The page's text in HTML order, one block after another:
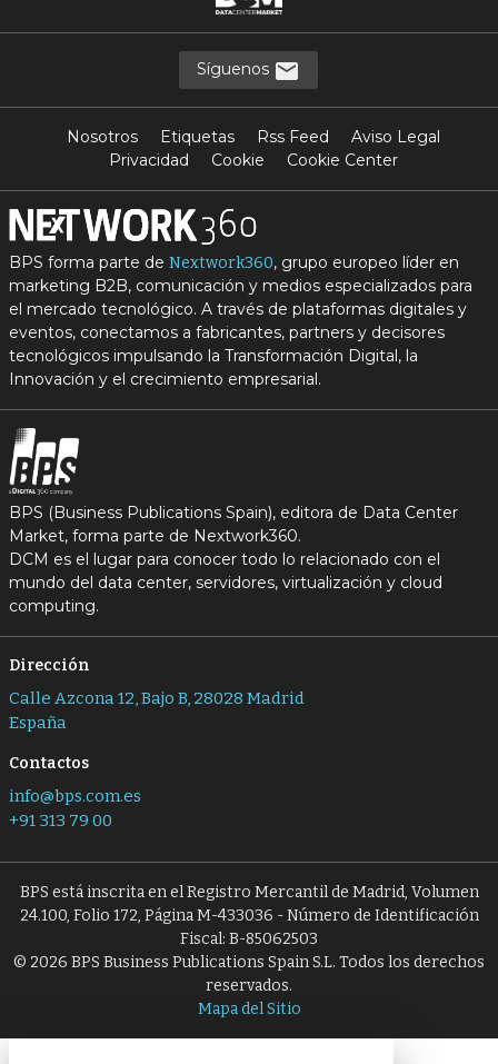
Síguenos
Nosotros Etiquetas Rss Feed
Aviso Legal
Privacidad
Cookie Cookie Center
BPS forma parte de Nextwork360, grupo europeo líder en
marketing B2B, comunicación y medios especializados para
el mercado tecnológico. A través de plataformas digitales y
eventos, conectamos a fabricantes, partners y decisores
tecnológicos impulsando la Transformación Digital, la
Innovación y el crecimiento empresarial.
BPS (Business Publications Spain), editora de Data Center
Market, forma parte de Nextwork360.
DCM es el lugar para conocer todo lo relacionado con el
mundo del data center, servidores, virtualización y cloud
computing.
Dirección
Calle Azcona 12, Bajo B, 28028 Madrid
España
Contactos
info@bps.com.es
+91 313 79 00
BPS está inscrita en el Registro Mercantil de Madrid, Volumen
24.100, Folio 172, Página M-433036 - Número de Identificación
Fiscal: B-85062503
© 2026 BPS Business Publications Spain S.L. Todos los derechos
reservados.
Mapa del Sitio